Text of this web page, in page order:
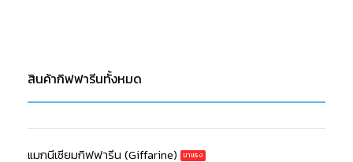
สินค้ากิฟฟารีนทั้งหมด
แมกนีเซียมกิฟฟารีน (Giffarine)